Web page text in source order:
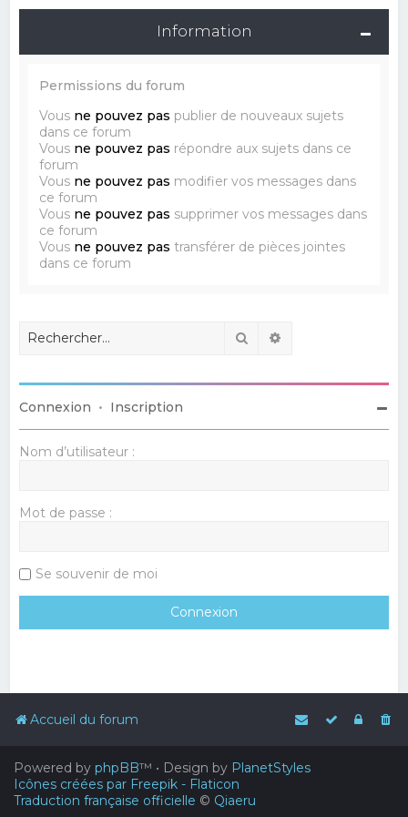
Information
Permissions du forum
Vous ne pouvez pas publier de nouveaux sujets
dans ce forum
Vous ne pouvez pas répondre aux sujets dans ce
forum
Vous ne pouvez pas modifier vos messages dans
ce forum
Vous ne pouvez pas supprimer vos messages dans
ce forum
Vous ne pouvez pas transférer de pièces jointes
dans ce forum
Rechercher
Connexion • Inscription
Nom d’utilisateur :
Mot de passe :
Se souvenir de moi
Accueil du forum
Powered by phpBB™ • Design by PlanetStyles
Icônes créées par Freepik - Flaticon
Traduction française officielle © Qiaeru